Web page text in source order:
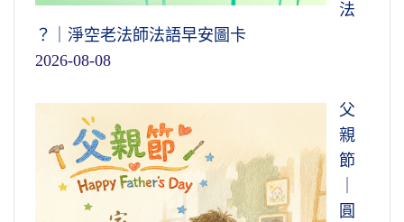
法
？｜淨空老法師法語早安圖卡
2026-08-08
父
親
節
圓